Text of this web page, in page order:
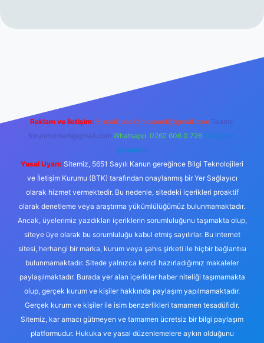
Reklam ve İletişim: E-mail: backlinkpaneli@gmail.com Teams:
forumhizmeti@gmail.com Whatsapp: 0262 606 0 726 Telegram:
@karabul
Yasal Uyarı: Sitemiz, 5651 Sayılı Kanun gereğince Bilgi Teknolojileri
ve İletişim Kurumu (BTK) tarafından onaylanmış bir Yer Sağlayıcı
olarak hizmet vermektedir. Bu nedenle, sitedeki içerikleri proaktif
olarak denetleme veya araştırma yükümlülüğümüz bulunmamaktadır.
Ancak, üyelerimiz yazdıkları içeriklerin sorumluluğunu taşımakta olup,
siteye üye olarak bu sorumluluğu kabul etmiş sayılırlar. Bu internet
sitesi, herhangi bir marka, kurum veya şahıs şirketi ile hiçbir bağlantısı
bulunmamaktadır. Sitede yalnızca kendi hazırladığımız makaleler
paylaşılmaktadır. Burada yer alan içerikler haber niteliği taşımamakta
olup, gerçek kurum ve kişiler hakkında paylaşım yapılmamaktadır.
Gerçek kurum ve kişiler ile isim benzerlikleri tamamen tesadüfidir.
Sitemiz, kar amacı gütmeyen ve tamamen ücretsiz bir bilgi paylaşım
platformudur. Hukuka ve yasal düzenlemelere aykırı olduğunu